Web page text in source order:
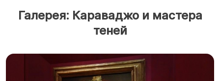
Галерея: Караваджо и мастера
теней